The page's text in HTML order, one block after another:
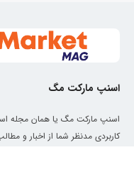
اسنپ مارکت مگ
اسنپ مارکت مگ یا همان مجله
کاربردی مدنظر شما از اخبار و